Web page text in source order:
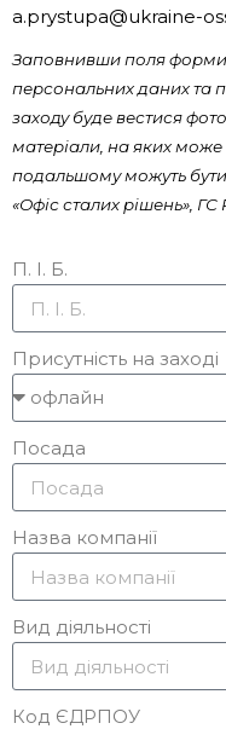
a.prystupa@ukraine-
Заповнивши поля
персональних даних та
заходу буде вестися
матеріали, на яких
подальшому можуть
«Офіс сталих рішень», ГС
П. І. Б.
Присутність на заході
Посада
Назва компанії
Вид діяльності
Код ЄДРПОУ